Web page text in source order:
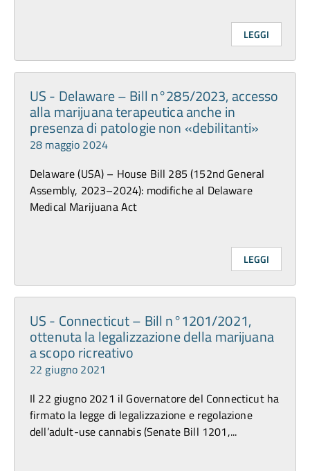
LEGGI
US - Delaware – Bill n°285/2023, accesso
alla marijuana terapeutica anche in
presenza di patologie non «debilitanti»
28 maggio 2024
Delaware (USA) – House Bill 285 (152nd General
Assembly, 2023–2024): modifiche al Delaware
Medical Marijuana Act
LEGGI
US - Connecticut – Bill n°1201/2021,
ottenuta la legalizzazione della marijuana
a scopo ricreativo
22 giugno 2021
Il 22 giugno 2021 il Governatore del Connecticut ha
firmato la legge di legalizzazione e regolazione
dell’adult-use cannabis (Senate Bill 1201,...